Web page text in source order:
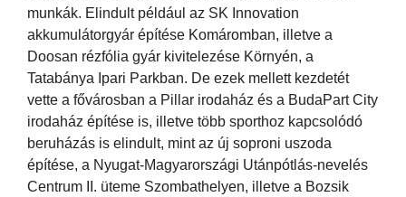
munkák. Elindult például az SK Innovation
akkumulátorgyár építése Komáromban, illetve a
Doosan rézfólia gyár kivitelezése Környén, a
Tatabánya Ipari Parkban. De ezek mellett kezdetét
vette a fővárosban a Pillar irodaház és a BudaPart City
irodaház építése is, illetve több sporthoz kapcsolódó
beruházás is elindult, mint az új soproni uszoda
építése, a Nyugat-Magyarországi Utánpótlás-nevelés
Centrum II. üteme Szombathelyen, illetve a Bozsik